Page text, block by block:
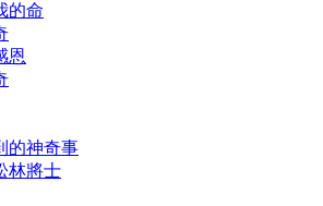
的命
恩
的神奇事
林將士